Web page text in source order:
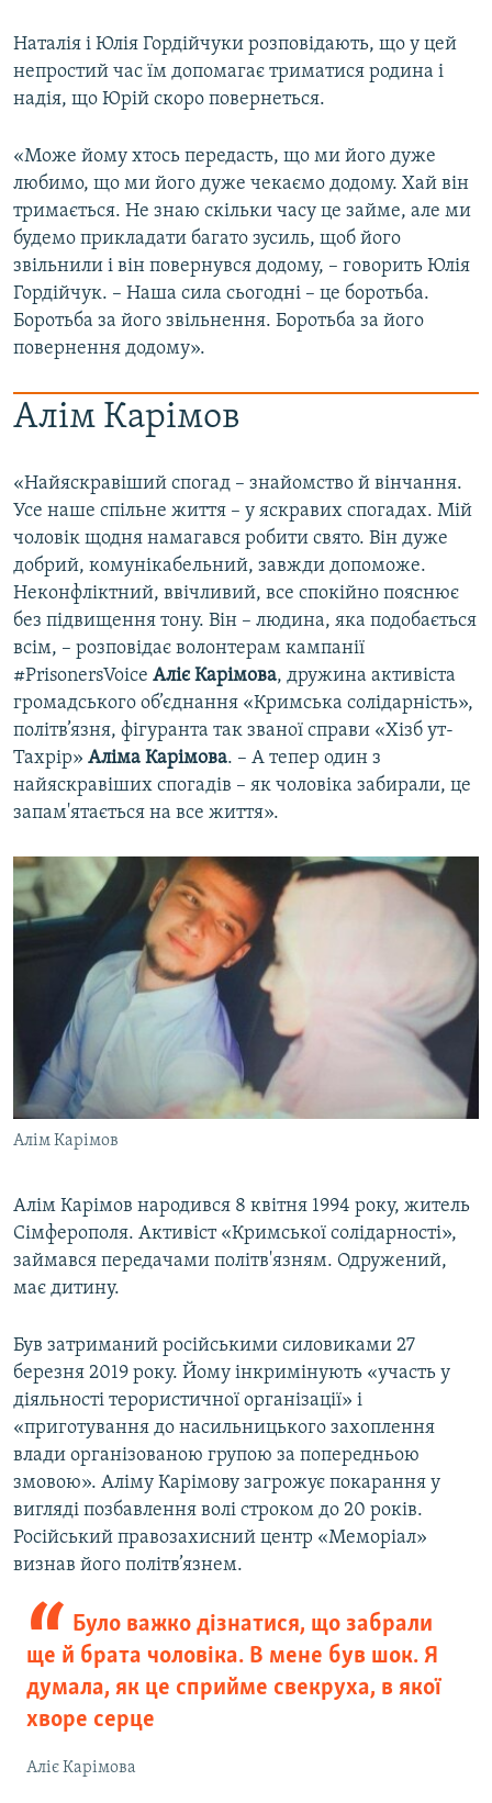
Наталія і Юлія Гордійчуки розповідають, що у цей
непростий час їм допомагає триматися родина і
надія, що Юрій скоро повернеться.
«Може йому хтось передасть, що ми його дуже
любимо, що ми його дуже чекаємо додому. Хай він
тримається. Не знаю скільки часу це займе, але ми
будемо прикладати багато зусиль, щоб його
звільнили і він повернувся додому, – говорить Юлія
Гордійчук. – Наша сила сьогодні – це боротьба.
Боротьба за його звільнення. Боротьба за його
повернення додому».
Алім​ Карімов​
«Найяскравіший спогад – знайомство й вінчання.
Усе наше спільне життя – у яскравих спогадах. Мій
чоловік щодня намагався робити свято. Він дуже
добрий, комунікабельний, завжди допоможе.
Неконфліктний, ввічливий, все спокійно пояснює
без підвищення тону. Він – людина, яка подобається
всім, – розповідає волонтерам кампанії
#PrisonersVoice Аліє Карімова, дружина активіста
громадського об’єднання «Кримська солідарність»,
політв’язня, фігуранта так званої справи «Хізб ут-
Тахрір» Аліма Карімова. – А тепер один з
найяскравіших спогадів – як чоловіка забирали, це
запам'ятається на все життя».
Алім Карімов
Алім Карімов народився 8 квітня 1994 року, житель
Сімферополя. Активіст «Кримської солідарності»,
займався передачами політв'язням. Одружений,
має дитину.
Був затриманий російськими силовиками 27
березня 2019 року. Йому інкримінують «участь у
діяльності терористичної організації» і
«приготування до насильницького захоплення
влади організованою групою за попередньою
змовою». Аліму Карімову загрожує покарання у
вигляді позбавлення волі строком до 20 років.
Російський правозахисний центр «Меморіал»
визнав його політв’язнем.
Було важко дізнатися, що забрали
ще й брата чоловіка. В мене був шок. Я
думала, як це сприйме свекруха, в якої
хворе серце
Аліє Карімова